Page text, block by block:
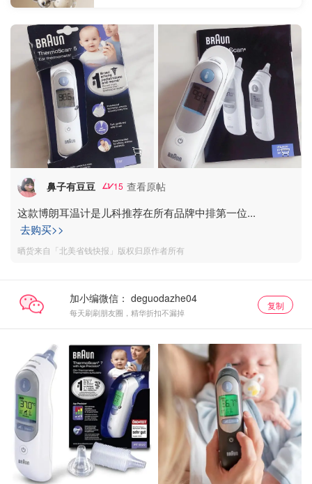
鼻子有豆豆 15 查看原帖
这款博朗耳温计是儿科推荐在所有品牌中排第一位...
去购买>>
晒货来自「北美省钱快报」版权归原作者所有
加小编微信：
每天刷刷朋友圈，精华折扣不漏掉
复制